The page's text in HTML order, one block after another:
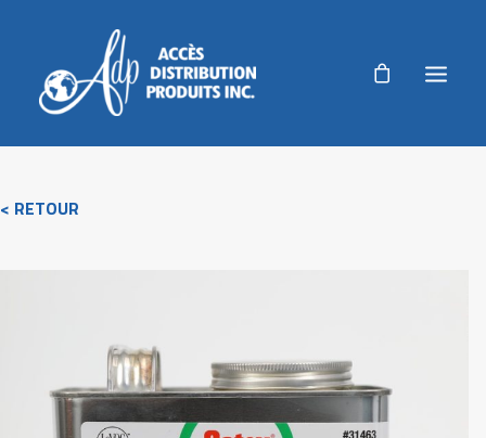
NOUVELLES
AUTORISATION DE RETOUR
ACCUEIL
< RETOUR